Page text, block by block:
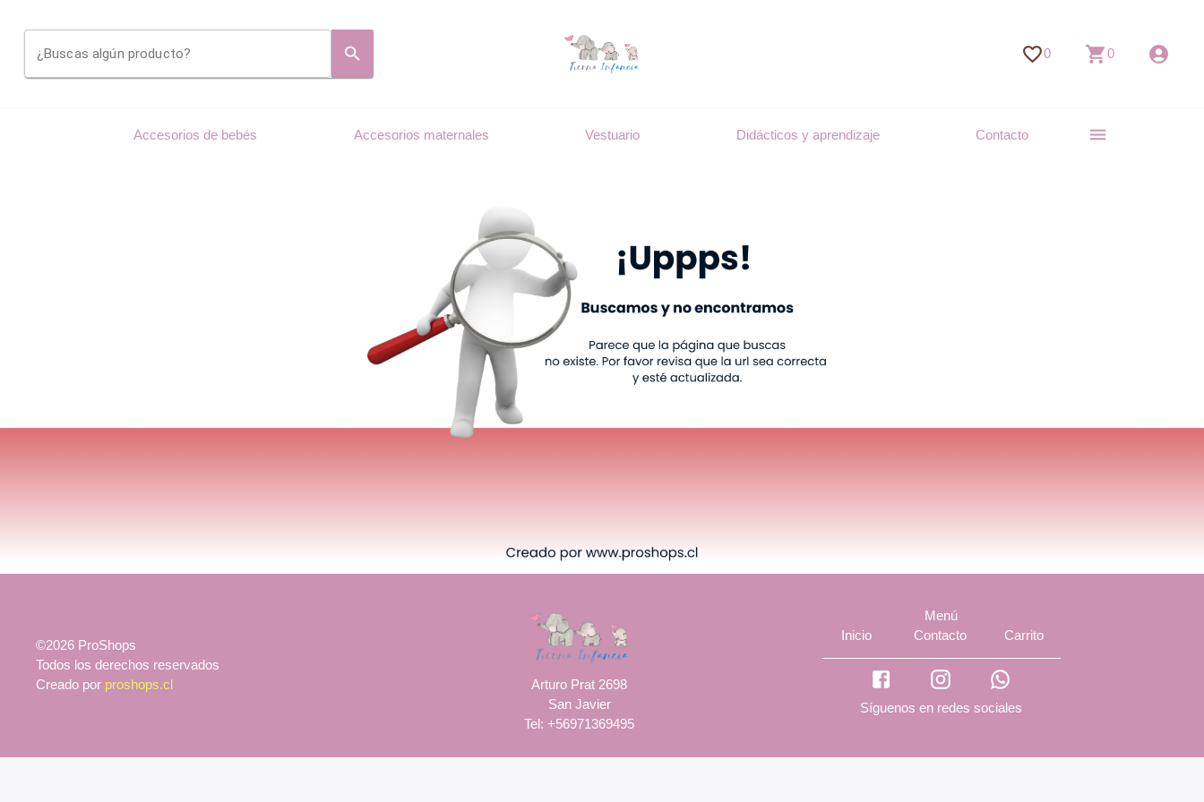
¿Buscas algún producto? 0 0
Accesorios de bebés Accesorios maternales Vestuario Didácticos y aprendizaje Contacto
©2026 ProShops
Todos los derechos reservados
Creado por proshops.cl
Arturo Prat 2698
San Javier
Tel: +56971369495
Menú
Inicio
Contacto Carrito
Síguenos en redes sociales